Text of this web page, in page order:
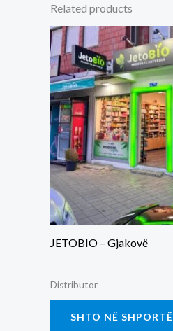
Related products
JETOBIO – Gjakovë
Distributor
SHTO NË SHPORTË